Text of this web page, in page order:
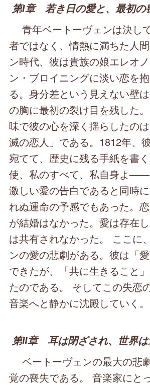
第Ⅰ章 若き日の愛と、最初の
青年ベートーヴェンは決し
者ではなく、情熱に満ちた人
ン時代、彼は貴族の娘エレオ
ン・ブロイニングに淡い恋を
る。身分差という見えない壁
の胸に最初の裂け目を残した
味で彼の心を深く揺らしたの
滅の恋人」である。1812年、
宛てて、歴史に残る手紙を書
使、私のすべて、私自身よ
激しい愛の告白であると同時
れぬ運命の予感でもあった。
が結婚はなかった。愛は存在
は共有されなかった。 ここに
ンの愛の悲劇がある。彼は「
できたが、「共に生きること
たのである。 そしてこの失恋
音楽へと静かに沈殿していく。
第Ⅱ章 耳は閉ざされ、世界は
ベートーヴェンの最大の
覚の喪失である。 音楽家にと